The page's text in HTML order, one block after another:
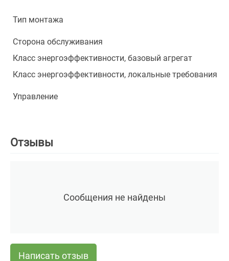
Тип монтажа
Сторона обслуживания
Класс энергоэффективности, базовый агрегат
Класс энергоэффективности, локальные требования
Управление
Отзывы
Сообщения не найдены
Написать отзыв